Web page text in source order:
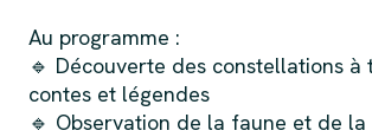
Au programme :
🔹 Découverte des constellations à
contes et légendes
🔹 Observation de la faune et de